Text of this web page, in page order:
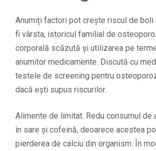
Anumiți factori pot crește riscul de boli
fi vârsta, istoricul familial de
corporală scăzută și utilizarea pe
anumitor medicamente. Discută cu
testele de screening pentru
dacă ești supus riscurilor.
Alimente de limitat. Redu consumul de
în sare și cofeină, deoarece acestea
pierderea de calciu din organism. În